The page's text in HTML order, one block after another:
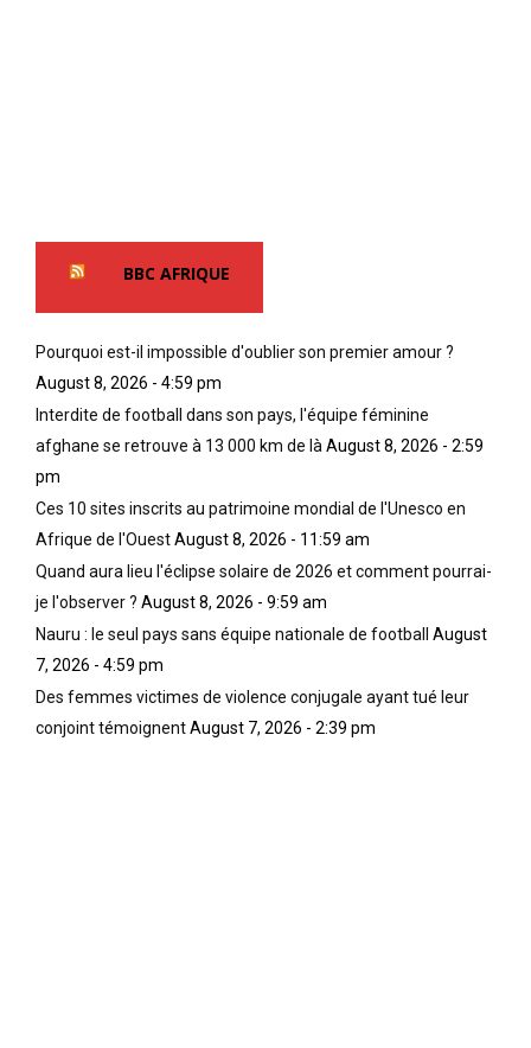
BBC AFRIQUE
Pourquoi est-il impossible d'oublier son premier amour ?
August 8, 2026 - 4:59 pm
Interdite de football dans son pays, l'équipe féminine
afghane se retrouve à 13 000 km de là August 8, 2026 - 2:59
pm
Ces 10 sites inscrits au patrimoine mondial de l'Unesco en
Afrique de l'OuestAugust 8, 2026 - 11:59 am
Quand aura lieu l'éclipse solaire de 2026 et comment pourrai-
je l'observer ? August 8, 2026 - 9:59 am
Nauru : le seul pays sans équipe nationale de football August
7, 2026 - 4:59 pm
Des femmes victimes de violence conjugale ayant tué leur
conjoint témoignentAugust 7, 2026 - 2:39 pm